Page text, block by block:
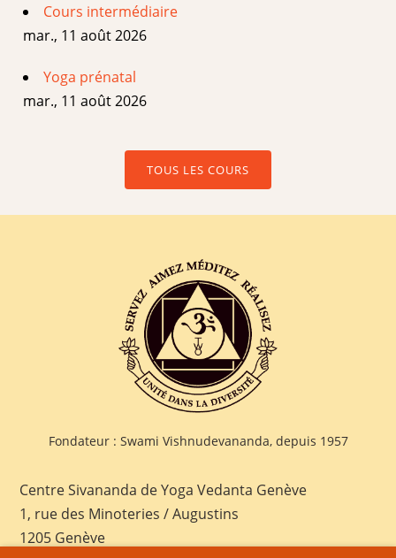
Cours intermédiaire
mar., 11 août 2026
Yoga prénatal
mar., 11 août 2026
TOUS LES COURS
Fondateur : Swami Vishnudevananda, depuis 1957
Centre Sivananda de Yoga Vedanta Genève
1, rue des Minoteries / Augustins
1205 Genève